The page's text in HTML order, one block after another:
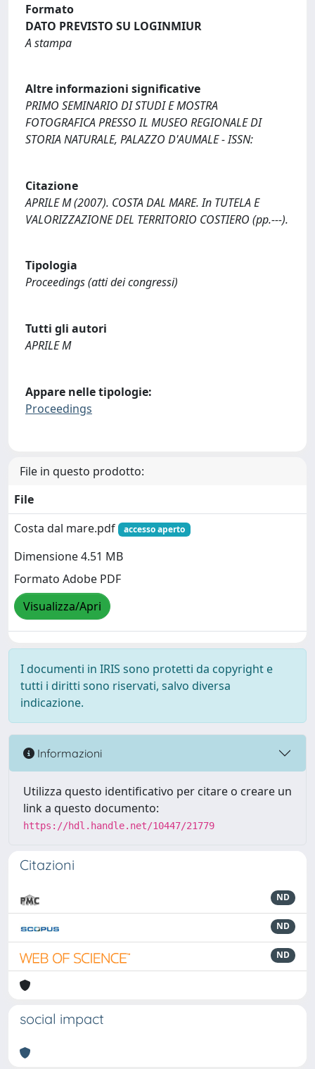
Formato
DATO PREVISTO SU LOGINMIUR
A stampa
Altre informazioni significative
PRIMO SEMINARIO DI STUDI E MOSTRA
FOTOGRAFICA PRESSO IL MUSEO REGIONALE DI
STORIA NATURALE, PALAZZO D'AUMALE - ISSN:
Citazione
APRILE M (2007). COSTA DAL MARE. In TUTELA E
VALORIZZAZIONE DEL TERRITORIO COSTIERO (pp.---).
Tipologia
Proceedings (atti dei congressi)
Tutti gli autori
APRILE M
Appare nelle tipologie:
Proceedings
File in questo prodotto:
File
Costa dal mare.pdf
accesso aperto
Dimensione 4.51 MB
Formato Adobe PDF
Visualizza/Apri
I documenti in IRIS sono protetti da copyright e
tutti i diritti sono riservati, salvo diversa
indicazione.
Informazioni
Utilizza questo identificativo per citare o creare un
link a questo documento:
https://hdl.handle.net/10447/21779
Citazioni
ND
ND
ND
social impact